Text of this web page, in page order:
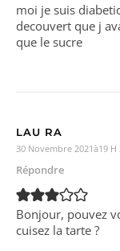
moi je suis
decouvert que j
que le sucre
LAU RA
30 Novembre 2021à19 H
Répondre
Bonjour, pouvez
cuisez la tarte ?